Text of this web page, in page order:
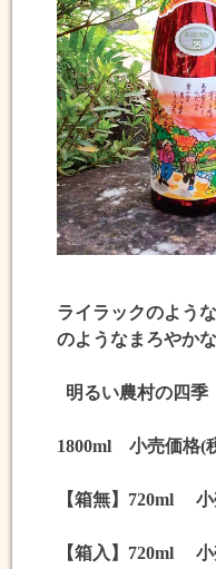
ライラックのよう
のようなまろやか
明るい農村の四季
1800ml 小売価格(
【箱無】720ml 小
【箱入】720ml 小